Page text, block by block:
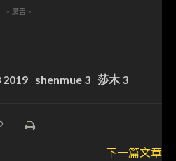
- 廣告 -
2019 shenmue 3 莎木 3
下一篇文章